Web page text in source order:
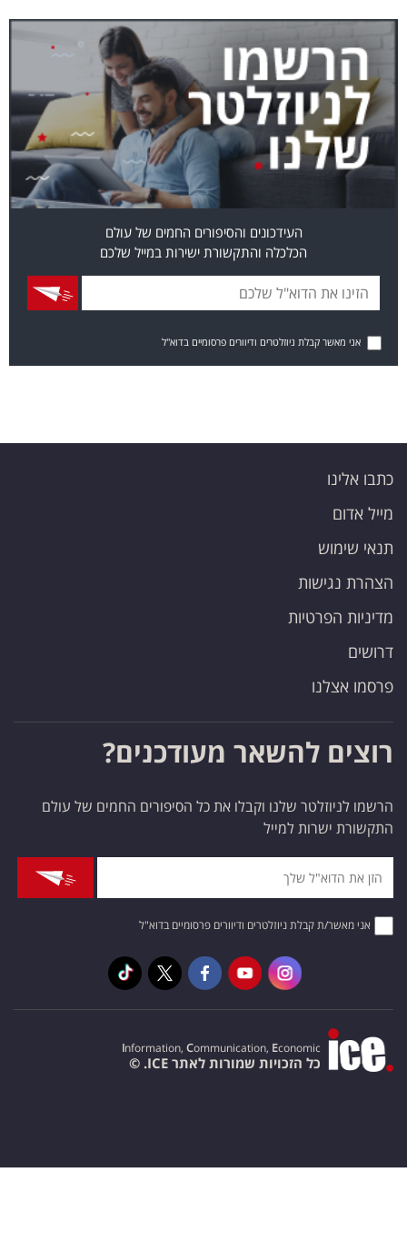
העידכונים והסיפורים החמים של עולם
הכלכלה והתקשורת ישירות במייל שלכם
אני מאשר קבלת ניוזלטרים ודיוורים פרסומיים בדוא"ל
כתבו אלינו
מייל אדום
תנאי שימוש
הצהרת נגישות
מדיניות הפרטיות
דרושים
פרסמו אצלנו
רוצים להשאר מעודכנים?
הרשמו לניוזלטר שלנו וקבלו את כל הסיפורים החמים של עולם
התקשורת ישרות למייל
אני מאשר/ת קבלת ניוזלטרים ודיוורים פרסומיים בדוא"ל
Information, Communication, Economic
כל הזכויות שמורות לאתר ICE. ©